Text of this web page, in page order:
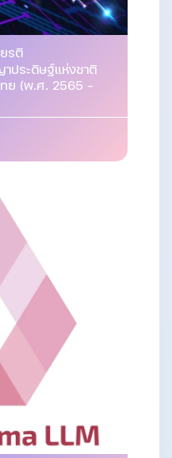
รติ
ประดิษฐ์แห่งชาติ
ย (พ.ศ. 2565 –